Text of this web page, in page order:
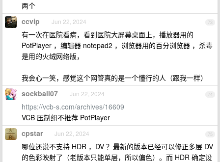
两个
73
ccvip Jun 22, 2024
有一次在医院看病，看到医院大屏幕桌面上，播放器用的
PotPlayer ，编辑器 notepad2 ，浏览器用的百分浏览器 ，杀毒
是用的火绒网络版，
我会心一笑，感觉这个网管真的是一个懂行的人（跟我一样）
74
sockball07 Jun 22, 2024
https://vcb-s.com/archives/16609
VCB 压制组不推荐 PotPlayer
75
cpstar Jun 22, 2024
哪位还说不支持 HDR ，DV ？最新的版本已经可以修正多层 DV
的色彩映射了（老版本只能单层，所以偏色）。而 HDR 确定设